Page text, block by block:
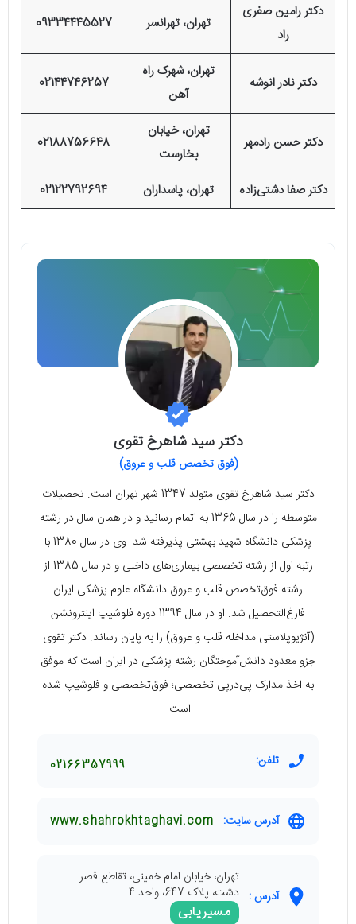
دکتر رامین صفری
راد
تهران، تهرانسر 09334445527
دکتر نادر انوشه
تهران، شهرک راه
آهن
02144746257
دکتر حسن رادمهر
تهران، خیابان
بخارست
02188756648
دکتر صفا دشتی‌زاده تهران، پاسداران 02122792694
دکتر سید شاهرخ تقوی
(فوق تخصص قلب و عروق)
دکتر سید شاهرخ تقوی متولد 1347 شهر تهران است. تحصیلات
متوسطه را در سال 1365 به اتمام رسانید و در همان سال در رشته
پزشکی دانشگاه شهید بهشتی پذیرفته شد. وی در سال 1380 با
رتبه اول از رشته تخصصی بیماری‌های داخلی و در سال 1385 از
رشته فوق‌تخصص قلب و عروق دانشگاه علوم پزشکی ایران
فارغ‌التحصیل شد. او در سال 1394 دوره فلوشیپ اینترونشن
(آنژیوپلاستی مداخله قلب و عروق) را به پایان رساند. دکتر تقوی
جزو معدود دانش‌آموختگان رشته پزشکی در ایران است که موفق
به اخذ مدارک پی‌درپی تخصصی؛ فوق‌تخصصی و فلوشیپ شده
است.
تلفن: 02166357999
آدرس سایت: www.shahrokhtaghavi.com
آدرس :
تهران، خیابان امام خمینی، تقاطع قصر
دشت، پلاک 647، واحد 4
مسیریابی